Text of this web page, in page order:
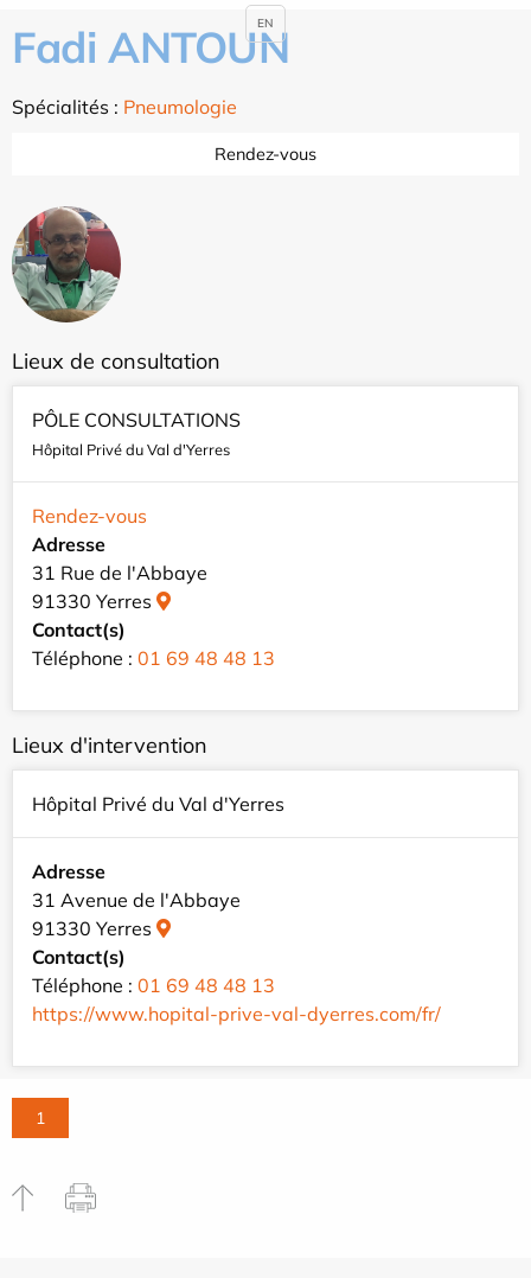
Fadi ANTOUN
Spécialités : Pneumologie
Rendez-vous
Lieux de consultation
PÔLE CONSULTATIONS
Hôpital Privé du Val d'Yerres
Rendez-vous
Adresse
31 Rue de l'Abbaye
91330 Yerres
Contact(s)
Téléphone : 01 69 48 48 13
Lieux d'intervention
Hôpital Privé du Val d'Yerres
Adresse
31 Avenue de l'Abbaye
91330 Yerres
Contact(s)
Téléphone : 01 69 48 48 13
https://www.hopital-prive-val-dyerres.com/fr/
1
EN